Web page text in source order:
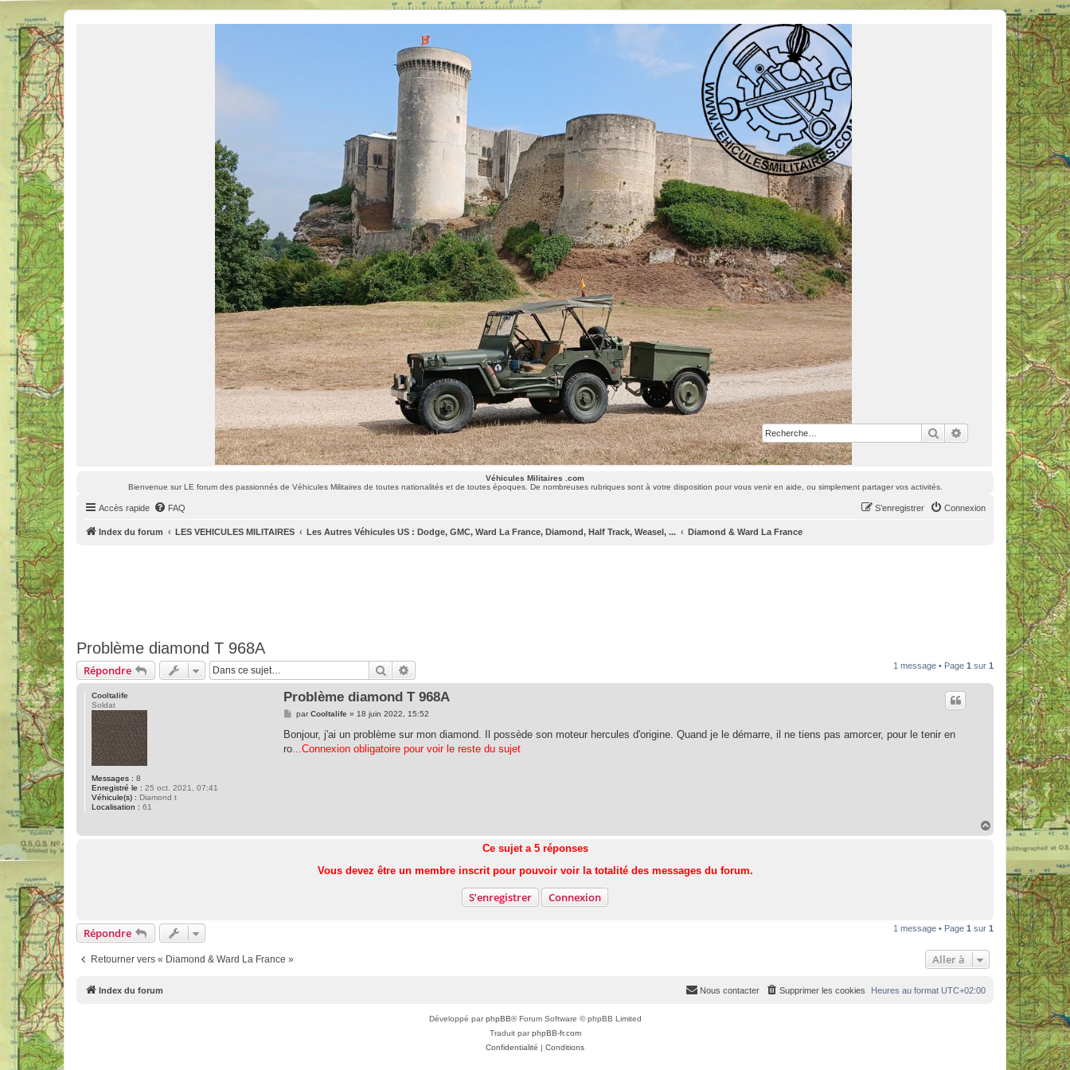
RechercherRecherche avancée
Bienvenue sur LE forum des passionnés de Véhicules Militaires de toutes nationalités et de toutes époques. De nombreuses rubriques sont à votre disposition pour vous venir en aide, ou simplement partager vos activités.
Véhicules Militaires .com
Bienvenue sur LE forum des passionnés de Véhicules Militaires de toutes nationalités et de toutes époques. De nombreuses rubriques sont à votre disposition pour vous venir en aide, ou simplement partager vos activités.
Accès rapide FAQ Connexion
S’enregistrer
Index du forum LES VEHICULES MILITAIRES Les Autres Véhicules US : Dodge, GMC, Ward La France, Diamond, Half Track, Weasel, ... Diamond & Ward La France
Problème diamond T 968A
Répondre Rechercher 1 message • Page 1 sur 1
Cooltalife
Soldat
Messages : 8
Enregistré le : 25 oct. 2021, 07:41
Véhicule(s) : Diamond t
Localisation : 61
Problème diamond T 968A
M
s
a
parCooltalife » 18 juin 2022, 15:52
Bonjour, j'ai un problème sur mon diamond. Il possède son moteur hercules d'origine. Quand je le démarre, il ne tiens pas amorcer, pour le tenir en
ro ...Connexion obligatoire pour voir le reste du sujet
Ce sujet a 5réponses
Vous devez être un membre inscrit pour pouvoir voir la totalité des messages du forum.
S’enregistrer Connexion
Répondre 1 message • Page 1 sur 1
Retourner vers « Diamond & Ward La France » Aller à
Index du forum Heures au format UTC+02:00
Supprimer les cookies
Nous contacter
Développé parphpBB® Forum Software © phpBB Limited
Traduit parphpBB-fr.com
Confidentialité | Conditions